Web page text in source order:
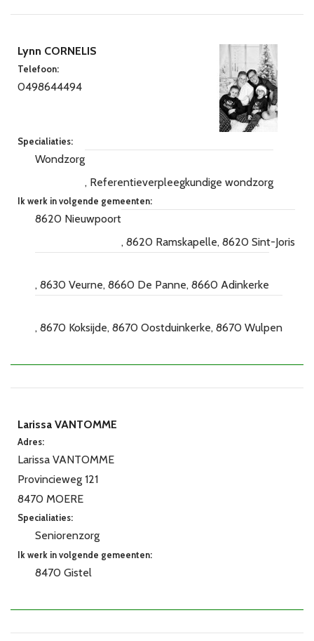
Lynn CORNELIS
Telefoon:
0498644494
Specialiaties:
Wondzorg
Referentieverpleegkundige wondzorg
Ik werk in volgende gemeenten:
8620 Nieuwpoort
8620 Ramskapelle 8620 Sint-Joris
8630 Veurne 8660 De Panne 8660 Adinkerke
8670 Koksijde 8670 Oostduinkerke 8670 Wulpen
Larissa VANTOMME
Adres:
Larissa VANTOMME
Provincieweg 121
8470 MOERE
Specialiaties:
Seniorenzorg
Ik werk in volgende gemeenten:
8470 Gistel